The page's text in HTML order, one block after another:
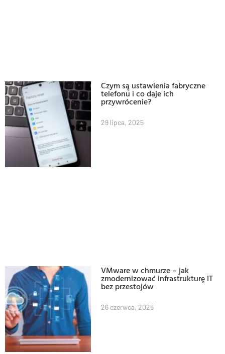
Czym są ustawienia fabryczne
telefonu i co daje ich
przywrócenie?
29 lipca, 2025
VMware w chmurze – jak
zmodernizować infrastrukturę IT
bez przestojów
26 czerwca, 2025